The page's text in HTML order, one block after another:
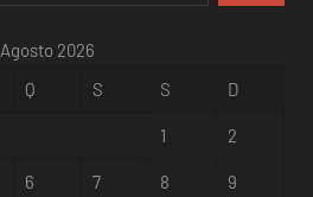
Agosto 2026
Q S S D
1 2
6 7 8 9